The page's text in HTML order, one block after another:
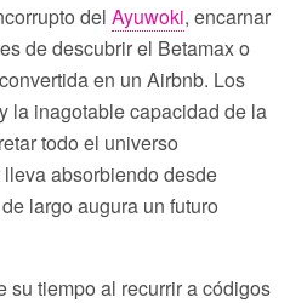
del Ayuwoki, encarnar
de descubrir el Betamax o
convertida en un Airbnb. Los
la inagotable capacidad de la
todo el universo
absorbiendo desde
largo augura un futuro
su tiempo al recurrir a códigos